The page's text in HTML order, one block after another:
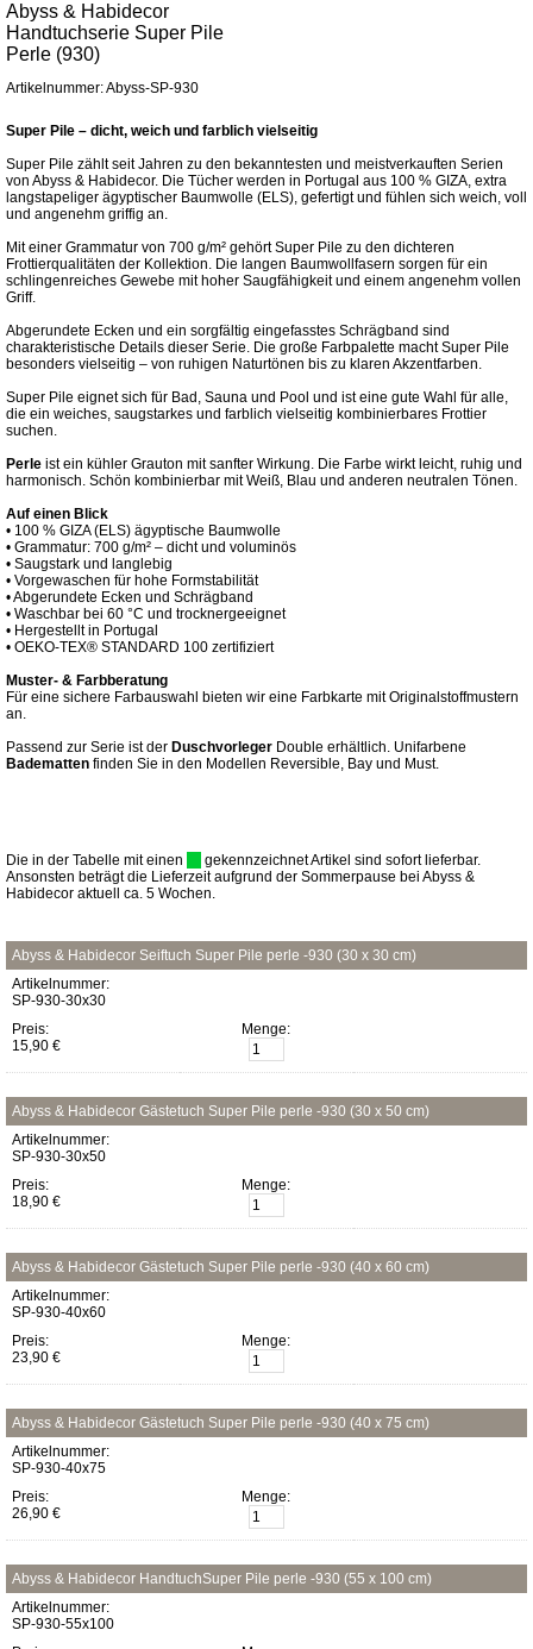
Abyss & Habidecor
Handtuchserie Super Pile
Perle (930)
Artikelnummer: Abyss-SP-930
Super Pile – dicht, weich und farblich vielseitig
Super Pile zählt seit Jahren zu den bekanntesten und meistverkauften Serien
von Abyss & Habidecor. Die Tücher werden in Portugal aus 100 % GIZA, extra
langstapeliger ägyptischer Baumwolle (ELS), gefertigt und fühlen sich weich, voll
und angenehm griffig an.
Mit einer Grammatur von 700 g/m² gehört Super Pile zu den dichteren
Frottierqualitäten der Kollektion. Die langen Baumwollfasern sorgen für ein
schlingenreiches Gewebe mit hoher Saugfähigkeit und einem angenehm vollen
Griff.
Abgerundete Ecken und ein sorgfältig eingefasstes Schrägband sind
charakteristische Details dieser Serie. Die große Farbpalette macht Super Pile
besonders vielseitig – von ruhigen Naturtönen bis zu klaren Akzentfarben.
Super Pile eignet sich für Bad, Sauna und Pool und ist eine gute Wahl für alle,
die ein weiches, saugstarkes und farblich vielseitig kombinierbares Frottier
suchen.
Perle ist ein kühler Grauton mit sanfter Wirkung. Die Farbe wirkt leicht, ruhig und
harmonisch. Schön kombinierbar mit Weiß, Blau und anderen neutralen Tönen.
Auf einen Blick
• 100 % GIZA (ELS) ägyptische Baumwolle
• Grammatur: 700 g/m² – dicht und voluminös
• Saugstark und langlebig
• Vorgewaschen für hohe Formstabilität
• Abgerundete Ecken und Schrägband
• Waschbar bei 60 °C und trocknergeeignet
• Hergestellt in Portugal
• OEKO-TEX® STANDARD 100 zertifiziert
Muster- & Farbberatung
Für eine sichere Farbauswahl bieten wir eine Farbkarte mit Originalstoffmustern
an.
Passend zur Serie ist der Duschvorleger Double erhältlich. Unifarbene
Badematten finden Sie in den Modellen Reversible, Bay und Must.
Die in der Tabelle mit einen
gekennzeichnet Artikel sind sofort lieferbar.
Ansonsten beträgt die Lieferzeit aufgrund der Sommerpause bei Abyss &
Habidecor aktuell ca. 5 Wochen.
Abyss & Habidecor Seiftuch Super Pile perle -930 (30 x 30 cm)
Artikelnummer:
SP-930-30x30
Preis:
15,90 €
Menge:
Abyss & Habidecor Gästetuch Super Pile perle -930 (30 x 50 cm)
Artikelnummer:
SP-930-30x50
Preis:
18,90 €
Menge:
Abyss & Habidecor Gästetuch Super Pile perle -930 (40 x 60 cm)
Artikelnummer:
SP-930-40x60
Preis:
23,90 €
Menge:
Abyss & Habidecor Gästetuch Super Pile perle -930 (40 x 75 cm)
Artikelnummer:
SP-930-40x75
Preis:
26,90 €
Menge:
Abyss & Habidecor HandtuchSuper Pile perle -930 (55 x 100 cm)
Artikelnummer:
SP-930-55x100